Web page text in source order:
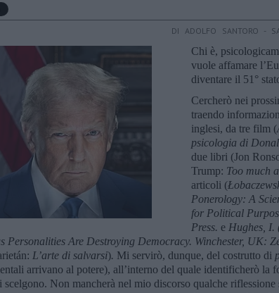
DI ADOLFO SANTORO -
Chi è,
vuole affamare
diventare il 51°
Cercherò nei
traendo
inglesi, da tre film (
psicologia di
due libri (Jon
Trump: Too much
articoli (
Ponerology: A
for Political
Press. e Hughes, I.
Personalities Are Destroying Democracy. Winchester, UK:
L’arte di salvarsi). Mi servirò, dunque, del costrutto di
arrivano al potere), all’interno del quale identificherò la
scelgono. Non mancherà nel mio discorso qualche riflessione